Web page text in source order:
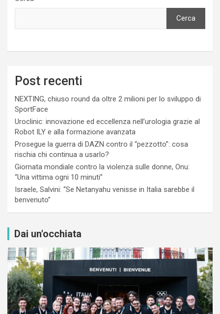
Cerca
Post recenti
NEXTING, chiuso round da oltre 2 milioni per lo sviluppo di
SportFace
Uroclinic: innovazione ed eccellenza nell’urologia grazie al
Robot ILY e alla formazione avanzata
Prosegue la guerra di DAZN contro il “pezzotto”: cosa
rischia chi continua a usarlo?
Giornata mondiale contro la violenza sulle donne, Onu:
“Una vittima ogni 10 minuti”
Israele, Salvini: “Se Netanyahu venisse in Italia sarebbe il
benvenuto”
Dai un'occhiata